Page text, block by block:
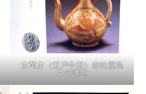
古萬古（江戸中期）赤絵霊鳥
文盛盞瓶